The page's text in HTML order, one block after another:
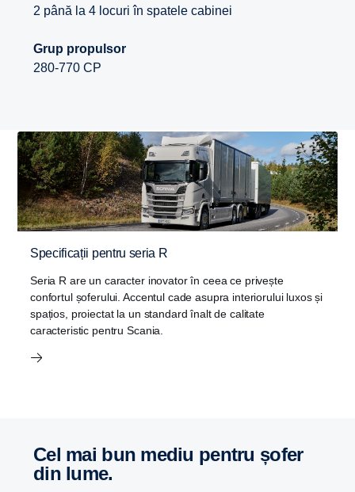
2 până la 4 locuri în spatele cabinei
Grup propulsor
280-770 CP
Specificații pentru seria R
Seria R are un caracter inovator în ceea ce privește
confortul șoferului. Accentul cade asupra interiorului luxos și
spațios, proiectat la un standard înalt de calitate
caracteristic pentru Scania.
Cel mai bun mediu pentru șofer
din lume.